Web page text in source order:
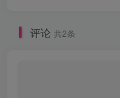
评论 共2条